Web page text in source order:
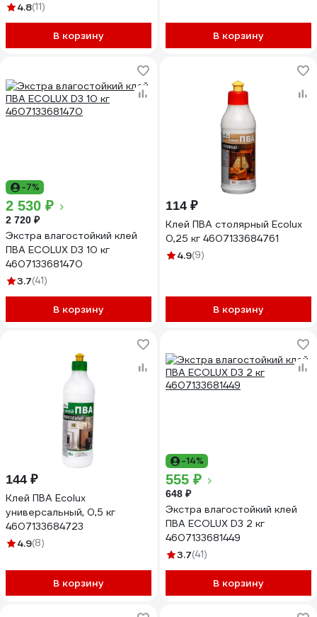
4.8(11)
В корзину В корзину
-7%
2 530 ₽
2 720 ₽
Экстра влагостойкий клей
ПВА ECOLUX D3 10 кг
4607133681470
3.7(41)
В корзину
114 ₽
Клей ПВА столярный Ecolux
0,25 кг 4607133684761
4.9(9)
В корзину
144 ₽
Клей ПВА Ecolux
универсальный, 0,5 кг
4607133684723
4.9(8)
В корзину
-14%
555 ₽
648 ₽
Экстра влагостойкий клей
ПВА ECOLUX D3 2 кг
4607133681449
3.7(41)
В корзину